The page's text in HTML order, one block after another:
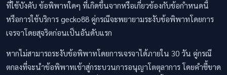
ที่ใช้บังคับ ข้อพิพาทใดๆ ที่เกิดขึ้นจากหรือเกี่ยวข้องกับข้อกำหนดนี้
หรือการใช้บริการ gecko88 คู่กรณีจะพยายามระงับข้อพิพาทโดยการ
เจรจาโดยสุจริตก่อนเป็นอันดับแรก
หากไม่สามารถระงับข้อพิพาทโดยการเจรจาได้ภายใน 30 วัน คู่กรณี
ตกลงที่จะนำข้อพิพาทเข้าสู่กระบวนการอนุญาโตตุลาการ โดยคำชี้ขาด